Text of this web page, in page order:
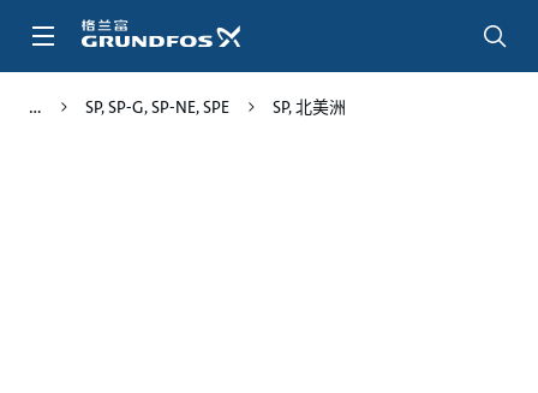
SP, SP-G, SP-NE, SPE SP, 北美洲